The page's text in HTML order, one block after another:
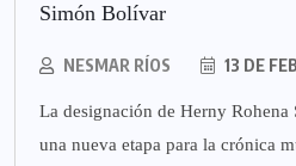
Simón Bolívar
NESMAR RÍOS 13 DE
La designación de Herny Rohena
una nueva etapa para la crónica